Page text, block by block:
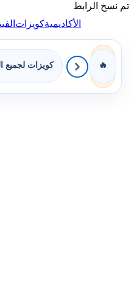
تم نسخ الرابط
الأكاديميةكويزات
🔥 كويزات لجميع